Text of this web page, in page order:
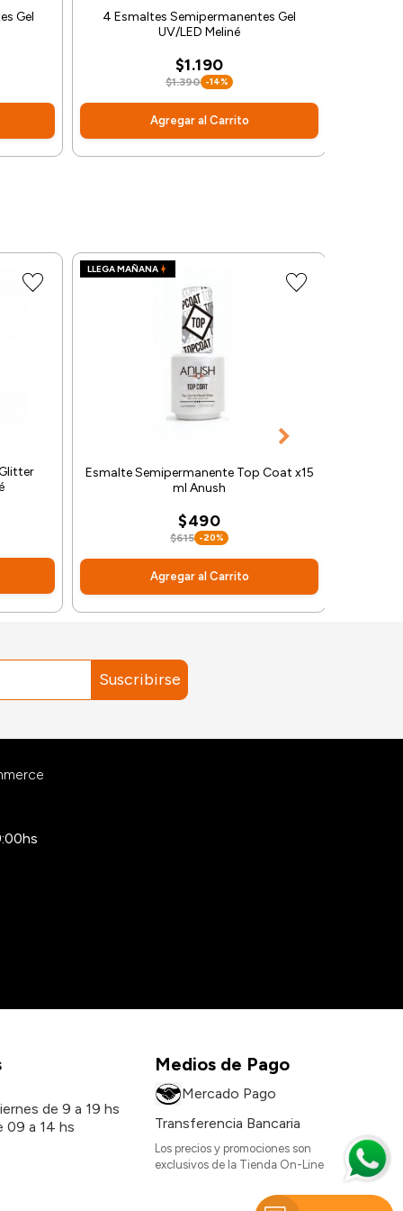
Gel
4 Esmaltes Semipermanentes Gel
UV/LED Meliné
$1.190
$1.390 -14%
Agregar al Carrito
LLEGA MAÑANA
Esmalte Semipermanente Top Coat x15
ml Anush
$490
$615 -20%
Agregar al Carrito
Suscribirse
de 9 a 19 hs
09 a 14 hs
Medios de Pago
Mercado Pago
Transferencia Bancaria
Los precios y promociones son
exclusivos de la Tienda On-Line